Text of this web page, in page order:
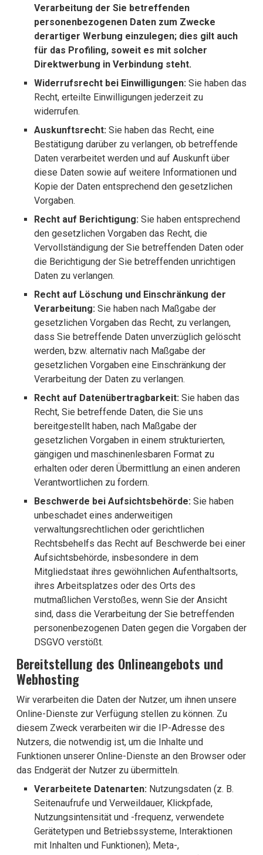
Verarbeitung der Sie betreffenden
personenbezogenen Daten zum Zwecke
derartiger Werbung einzulegen; dies gilt auch
für das Profiling, soweit es mit solcher
Direktwerbung in Verbindung steht.
Widerrufsrecht bei Einwilligungen: Sie haben das
Recht, erteilte Einwilligungen jederzeit zu
widerrufen.
Auskunftsrecht: Sie haben das Recht, eine
Bestätigung darüber zu verlangen, ob betreffende
Daten verarbeitet werden und auf Auskunft über
diese Daten sowie auf weitere Informationen und
Kopie der Daten entsprechend den gesetzlichen
Vorgaben.
Recht auf Berichtigung: Sie haben entsprechend
den gesetzlichen Vorgaben das Recht, die
Vervollständigung der Sie betreffenden Daten oder
die Berichtigung der Sie betreffenden unrichtigen
Daten zu verlangen.
Recht auf Löschung und Einschränkung der
Verarbeitung: Sie haben nach Maßgabe der
gesetzlichen Vorgaben das Recht, zu verlangen,
dass Sie betreffende Daten unverzüglich gelöscht
werden, bzw. alternativ nach Maßgabe der
gesetzlichen Vorgaben eine Einschränkung der
Verarbeitung der Daten zu verlangen.
Recht auf Datenübertragbarkeit: Sie haben das
Recht, Sie betreffende Daten, die Sie uns
bereitgestellt haben, nach Maßgabe der
gesetzlichen Vorgaben in einem strukturierten,
gängigen und maschinenlesbaren Format zu
erhalten oder deren Übermittlung an einen anderen
Verantwortlichen zu fordern.
Beschwerde bei Aufsichtsbehörde: Sie haben
unbeschadet eines anderweitigen
verwaltungsrechtlichen oder gerichtlichen
Rechtsbehelfs das Recht auf Beschwerde bei einer
Aufsichtsbehörde, insbesondere in dem
Mitgliedstaat ihres gewöhnlichen Aufenthaltsorts,
ihres Arbeitsplatzes oder des Orts des
mutmaßlichen Verstoßes, wenn Sie der Ansicht
sind, dass die Verarbeitung der Sie betreffenden
personenbezogenen Daten gegen die Vorgaben der
DSGVO verstößt.
Bereitstellung des Onlineangebots und
Webhosting
Wir verarbeiten die Daten der Nutzer, um ihnen unsere
Online-Dienste zur Verfügung stellen zu können. Zu
diesem Zweck verarbeiten wir die IP-Adresse des
Nutzers, die notwendig ist, um die Inhalte und
Funktionen unserer Online-Dienste an den Browser oder
das Endgerät der Nutzer zu übermitteln.
Verarbeitete Datenarten:Nutzungsdaten (z. B.
Seitenaufrufe und Verweildauer, Klickpfade,
Nutzungsintensität und -frequenz, verwendete
Gerätetypen und Betriebssysteme, Interaktionen
mit Inhalten und Funktionen); Meta-,